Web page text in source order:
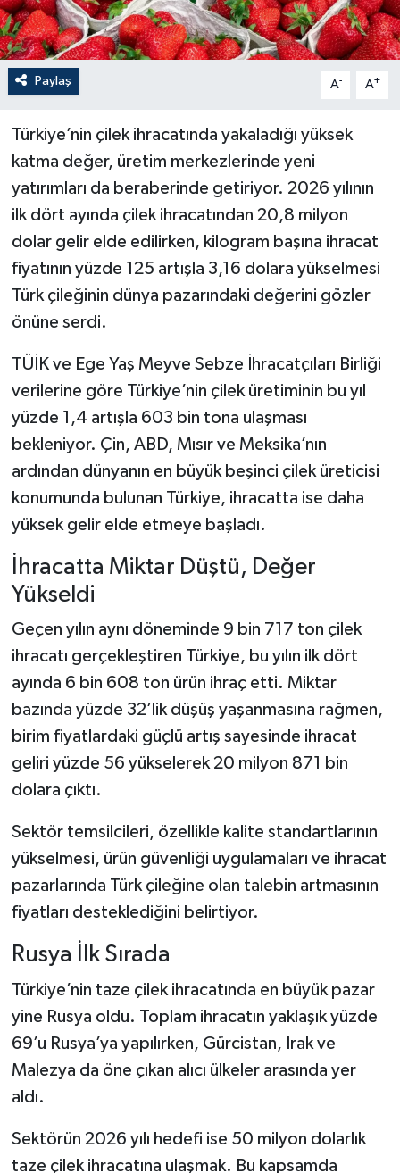
Paylaş A- A+
Türkiye’nin çilek ihracatında yakaladığı yüksek
katma değer, üretim merkezlerinde yeni
yatırımları da beraberinde getiriyor. 2026 yılının
ilk dört ayında çilek ihracatından 20,8 milyon
dolar gelir elde edilirken, kilogram başına ihracat
fiyatının yüzde 125 artışla 3,16 dolara yükselmesi
Türk çileğinin dünya pazarındaki değerini gözler
önüne serdi.
TÜİK ve Ege Yaş Meyve Sebze İhracatçıları Birliği
verilerine göre Türkiye’nin çilek üretiminin bu yıl
yüzde 1,4 artışla 603 bin tona ulaşması
bekleniyor. Çin, ABD, Mısır ve Meksika’nın
ardından dünyanın en büyük beşinci çilek üreticisi
konumunda bulunan Türkiye, ihracatta ise daha
yüksek gelir elde etmeye başladı.
İhracatta Miktar Düştü, Değer
Yükseldi
Geçen yılın aynı döneminde 9 bin 717 ton çilek
ihracatı gerçekleştiren Türkiye, bu yılın ilk dört
ayında 6 bin 608 ton ürün ihraç etti. Miktar
bazında yüzde 32’lik düşüş yaşanmasına rağmen,
birim fiyatlardaki güçlü artış sayesinde ihracat
geliri yüzde 56 yükselerek 20 milyon 871 bin
dolara çıktı.
Sektör temsilcileri, özellikle kalite standartlarının
yükselmesi, ürün güvenliği uygulamaları ve ihracat
pazarlarında Türk çileğine olan talebin artmasının
fiyatları desteklediğini belirtiyor.
Rusya İlk Sırada
Türkiye’nin taze çilek ihracatında en büyük pazar
yine Rusya oldu. Toplam ihracatın yaklaşık yüzde
69’u Rusya’ya yapılırken, Gürcistan, Irak ve
Malezya da öne çıkan alıcı ülkeler arasında yer
aldı.
Sektörün 2026 yılı hedefi ise 50 milyon dolarlık
taze çilek ihracatına ulaşmak. Bu kapsamda